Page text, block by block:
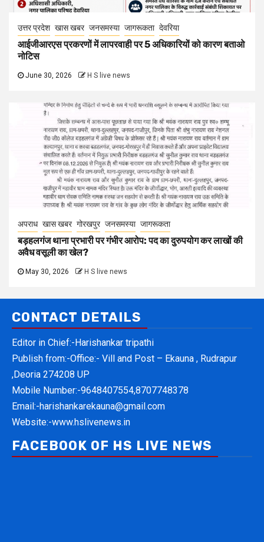
उत्तर प्रदेश खास खबर जनसमस्या जागरूकता देवरिया
आईजीआरएस प्रकरणों में लापरवाही पर 5 अधिकारियों को कारण बताओ
नोटिस
June 30, 2026 H S live news
अपराध खास खबर गोरखपुर जनसमस्या जागरूकता
बड़हलगंज थाना प्रभारी पर गंभीर आरोप: पद का दुरुपयोग कर लाखों की
अवैध वसूली का खेल?
May 30, 2026 H S live news
CONTACT DETAILS
Editor in Chief:-Harishankar tripathi
Publish from:-Office:- Vill and Post – Ekauna , Rudrapur
,Deoria 274208 UP
Mobile Number:-9648407554,8707748378
Email:-harishankarekauna@gmail.com
Website:-www.hslivenews.in
FACEBOOK OF HS LIVE NEWS